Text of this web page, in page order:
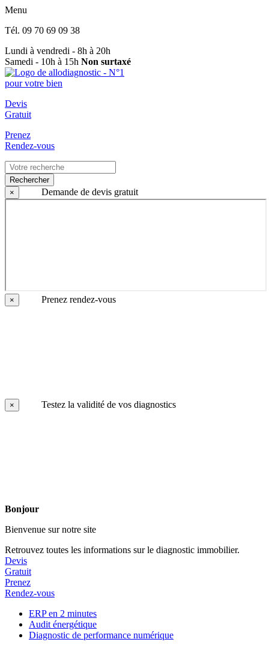
Menu
Tél. 09 70 69 09 38
Lundi à vendredi - 8h à 20h
Samedi - 10h à 15h Non surtaxé
Devis
Gratuit
Prenez
Rendez-vous
Rechercher
×
Demande de devis gratuit
× Prenez rendez-vous
× Testez la validité de vos diagnostics
Bonjour
Bienvenue sur notre site
Retrouvez toutes les informations sur le diagnostic immobilier.
Devis
Gratuit
Prenez
Rendez-vous
ERP en 2 minutes
Audit énergétique
Diagnostic de performance numérique